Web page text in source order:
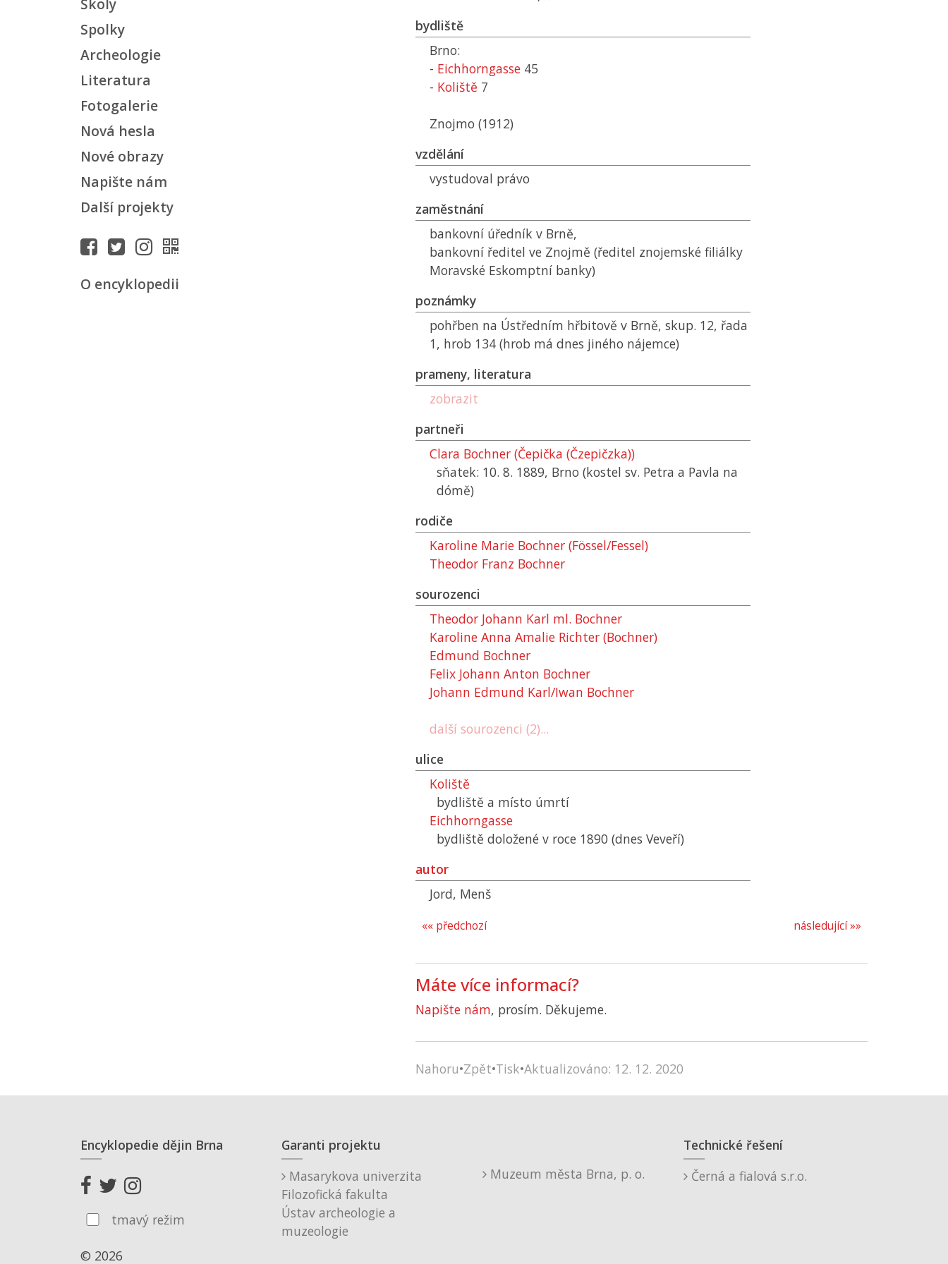
Školy
Spolky
Archeologie
Literatura
Fotogalerie
Nová hesla
Nové obrazy
Napište nám
Další projekty
O encyklopedii
bydliště
Brno:
- Eichhorngasse 45
- Koliště 7
Znojmo (1912)
vzdělání
vystudoval právo
zaměstnání
bankovní úředník v Brně,
bankovní ředitel ve Znojmě (ředitel znojemské filiálky
Moravské Eskomptní banky)
poznámky
pohřben na Ústředním hřbitově v Brně, skup. 12, řada
1, hrob 134 (hrob má dnes jiného nájemce)
prameny, literatura
zobrazit
partneři
Clara Bochner (Čepička (Čzepičzka))
sňatek: 10. 8. 1889, Brno (kostel sv. Petra a Pavla na
dómě)
rodiče
Karoline Marie Bochner (Fössel/Fessel)
Theodor Franz Bochner
sourozenci
Theodor Johann Karl ml. Bochner
Karoline Anna Amalie Richter (Bochner)
Edmund Bochner
Felix Johann Anton Bochner
Johann Edmund Karl/Iwan Bochner
další sourozenci (2)...
ulice
Koliště
bydliště a místo úmrtí
Eichhorngasse
bydliště doložené v roce 1890 (dnes Veveří)
autor
Jord, Menš
následující »»
«« předchozí
Máte více informací?
Napište nám, prosím. Děkujeme.
Nahoru•Zpět•Tisk•Aktualizováno: 12. 12. 2020
Encyklopedie dějin Brna
tmavý režim
© 2026
Garanti projektu
Masarykova univerzita
Filozofická fakulta
Ústav archeologie a
muzeologie
Muzeum města Brna, p. o.
Technické řešení
Černá a fialová s.r.o.